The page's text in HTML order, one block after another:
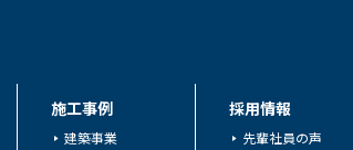
施工事例
建築事業
採用情報
先輩社員の声